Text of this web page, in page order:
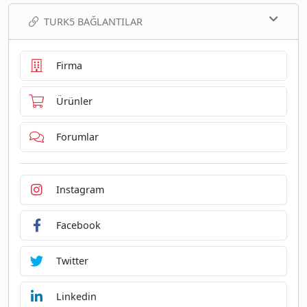
TURK5 BAĞLANTILAR
Firma
Ürünler
Forumlar
Instagram
Facebook
Twitter
Linkedin